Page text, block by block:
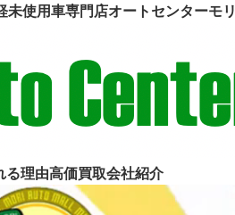
使用車専門店オートセンターモリ
る理由高価買取会社紹介